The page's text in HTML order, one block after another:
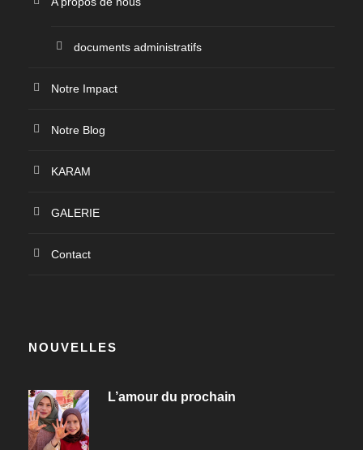
documents administratifs
Notre Impact
Notre Blog
KARAM
GALERIE
Contact
NOUVELLES
L’amour du prochain